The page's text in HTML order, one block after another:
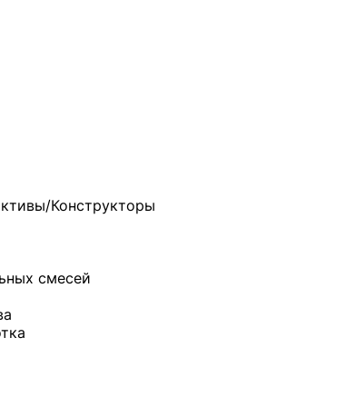
Конструкторы
смесей